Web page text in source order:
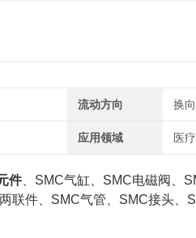
流动方向 换向
应用领域 医
件、SMC气缸、SMC电磁阀、
件、SMC气管、SMC接头、